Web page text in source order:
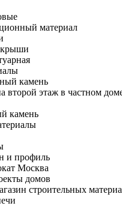
материал
крыши
камень
второй этаж в частном
камень
и профиль
Москва
домов
строительных